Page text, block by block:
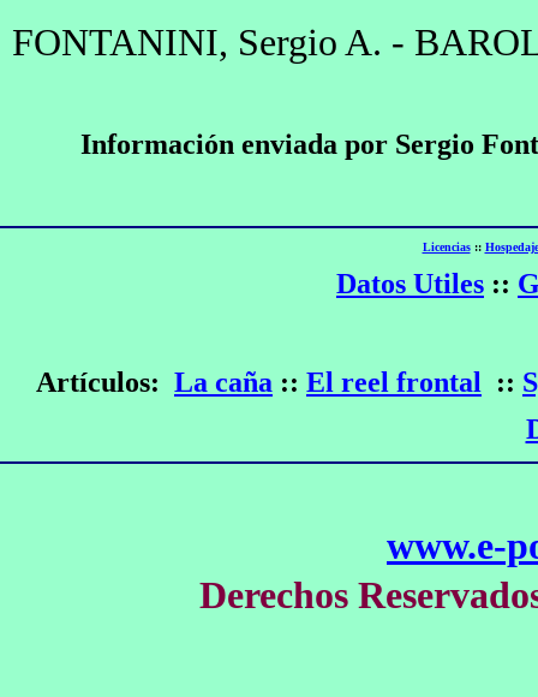
FONTANINI, Sergio A. -
Información enviada por Sergio
Licencias::
Datos Utiles ::
Artículos: La caña :: El reel frontal ::
www.e-
Derechos